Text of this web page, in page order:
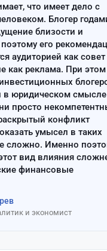
что имеет дело с
Блогер
близости и
поэтому его
аудиторией как совет
как реклама. При этом
в юридическом смысле
просто
конфликт
умысел в таких
сложно. Именно
вид влияния
финансовые
и экономист